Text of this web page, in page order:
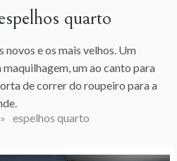
quarto
novos e os mais velhos. Um
um ao canto para
de correr do roupeiro para a
» espelhos quarto